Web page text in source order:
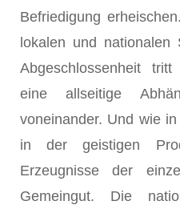
Befriedigung
lokalen und nationalen
Abgeschlossenheit
eine allseitige
voneinander. Und wie
in der geistigen
Erzeugnisse der
Gemeingut. Die